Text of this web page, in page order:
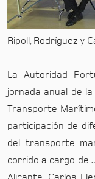
Ripoll, Rodríguez y
La Autoridad
jornada anual de la
Transporte
participación de
del transporte
corrido a cargo de